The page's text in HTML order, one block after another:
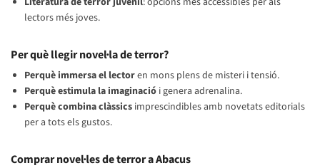
lectors més joves.
Per què llegir novel·la de terror?
Perquè immersa el lectoren mons plens de misteri i tensió.
Perquè estimula la imaginació i genera adrenalina.
Perquè combina clàssics imprescindibles amb novetats editorials
per a tots els gustos.
Comprar novel·les de terror a Abacus